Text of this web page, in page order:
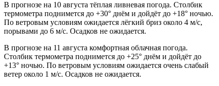
В прогнозе на 10 августа тёплая ливневая погода. Столбик
термометра поднимется до +30° днём и дойдёт до +18° ночью.
По ветровым условиям ожидается лёгкий бриз около 4 м/с,
порывами до 6 м/с. Осадков не ожидается.
В прогнозе на 11 августа комфортная облачная погода.
Столбик термометра поднимется до +25° днём и дойдёт до
+13° ночью. По ветровым условиям ожидается очень слабый
ветер около 1 м/с. Осадков не ожидается.